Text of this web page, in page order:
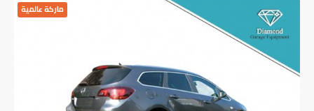
ماركة عالمية